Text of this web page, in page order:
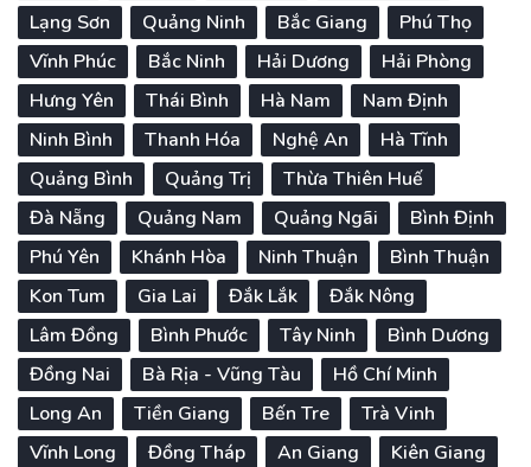
Lạng Sơn
Quảng Ninh Bắc Giang
Phú Thọ
Vĩnh Phúc
Bắc Ninh Hải Dương
Hải Phòng
Hưng Yên
Thái Bình Hà Nam
Nam Định
Ninh Bình
Thanh Hóa Nghệ An
Hà Tĩnh
Quảng Bình
Quảng Trị
Thừa Thiên Huế
Đà Nẵng
Quảng Nam Quảng Ngãi
Bình Định
Phú Yên
Khánh Hòa Ninh Thuận
Bình Thuận
Kon Tum
Gia Lai Đắk Lắk
Đắk Nông
Lâm Đồng
Bình Phước Tây Ninh
Bình Dương
Đồng Nai
Bà Rịa - Vũng Tàu
Hồ Chí Minh
Long An
Tiền Giang Bến Tre
Trà Vinh
Vĩnh Long
Đồng Tháp An Giang
Kiên Giang